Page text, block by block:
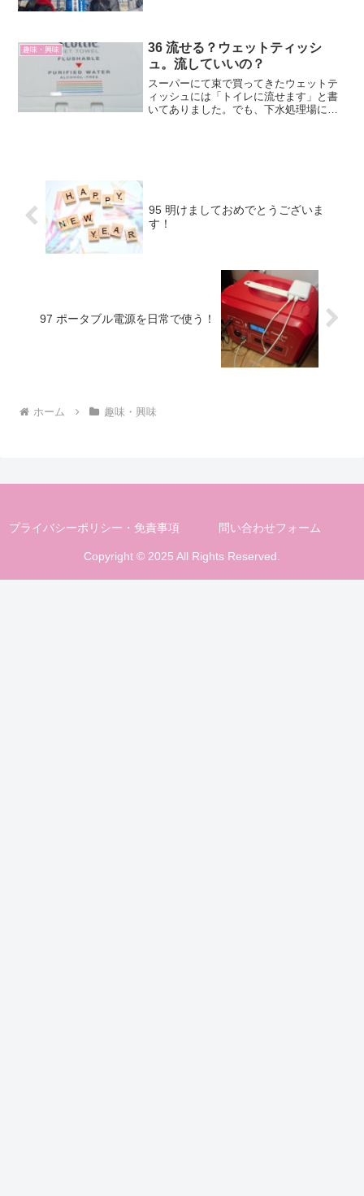
趣味・興味
36 流せる？ウェットティッシ
ュ。流していいの？
スーパーにて束で買ってきたウェットテ
ィッシュには「トイレに流せます」と書
いてありました。でも、下水処理場に負
95 明けましておめでとうございま
す！
97 ポータブル電源を日常で使う！
ホーム 趣味・興味
プライバシーポリシー・免責事項 問い合わせフォーム
Copyright © 2025 All Rights Reserved.